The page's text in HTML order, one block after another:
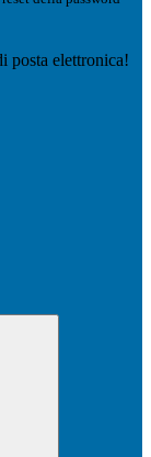
posta elettronica!